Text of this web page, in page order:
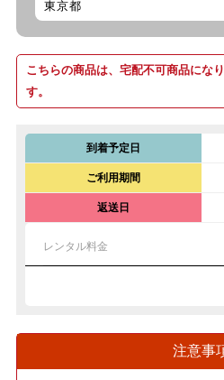
こちらの商品は、宅配不可商品にな
す。
到着予定日
ご利用期間
返送日
レンタル料金
注意事